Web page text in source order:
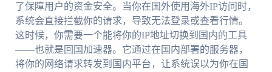
了保障用户的资金安全。当你在国外使用海外IP访问时，
系统会直接拦截你的请求，导致无法登录或查看行情。
这时候，你需要一个能将你的IP地址切换到国内的工具
——也就是回国加速器。它通过在国内部署的服务器，
将你的网络请求转发到国内平台，让系统误以为你在国